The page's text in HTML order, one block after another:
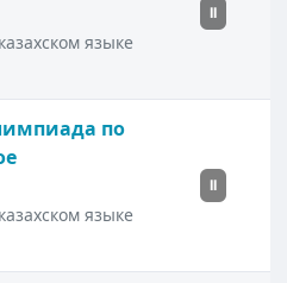
языке
II
по
языке
II